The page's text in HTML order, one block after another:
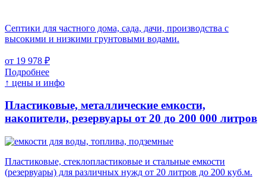
Септики для частного дома, сада, дачи, производства с
высокими и низкими грунтовыми водами.
от 19 978 ₽
Подробнее
↑ цены и инфо
Пластиковые, металлические емкости,
накопители, резервуары от 20 до 200 000 литров
Пластиковые, стеклопластиковые и стальные емкости
(резервуары) для различных нужд от 20 литров до 200 куб.м.